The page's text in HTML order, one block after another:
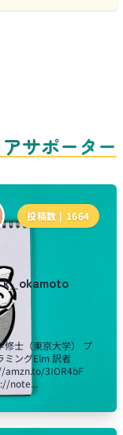
サポーター
投稿数 | 1664
k_okamoto
修士（東京大学） プ
ミングElm 訳者
amzn.to/3IOR4bF
note...